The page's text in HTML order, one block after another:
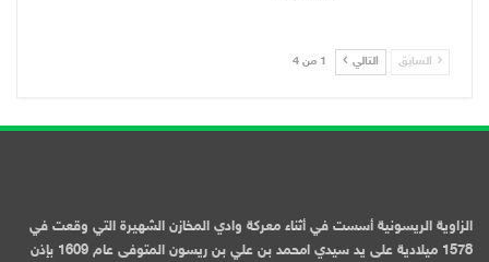
السابق التالي 1 من 4
الزاوية الريسونية أسست في أثناء معركة وادي المخازن الشهيرة التي وقعت في
1578 ميلادية على يد سيدي امحمد بن علي بن ريسون المتوفى عام 1609 بإذن